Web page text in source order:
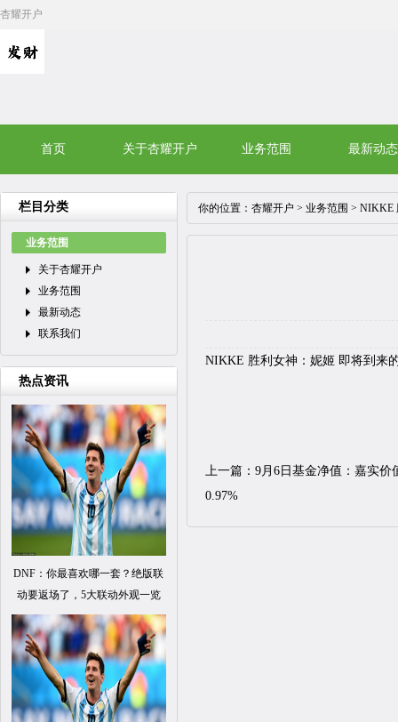
杏耀开户
首页 关于杏耀开户 业务范围 最新动态
栏目分类
业务范围
关于杏耀开户
业务范围
最新动态
联系我们
热点资讯
DNF：你最喜欢哪一套？绝版联
动要返场了，5大联动外观一览
你的位置： 杏耀开户 > 业务范围 > NIKKE
NIKKE 胜利女神：妮姬 即将到来
上一篇： 9月6日基金净值：嘉实价
0.97%